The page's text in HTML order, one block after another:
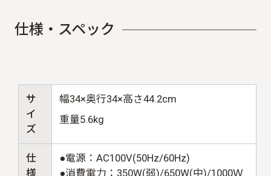
仕様 ・ スペック
サ
イ
ズ
幅34×奥行34×高さ44.2cm
重量5.6kg
仕
様
●電源：AC100V(50Hz/60Hz)
●消費電力：350W(弱)/650W(中)/1000Ｗ